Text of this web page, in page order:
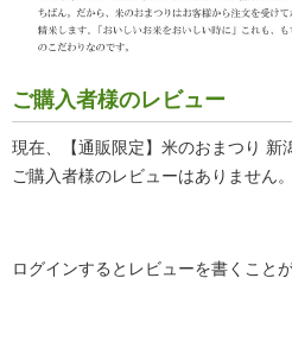
ご購入者様のレビュー
現在、【通販限定】米のおまつり 新
ご購入者様のレビューはありません。
ログインするとレビューを書くこと